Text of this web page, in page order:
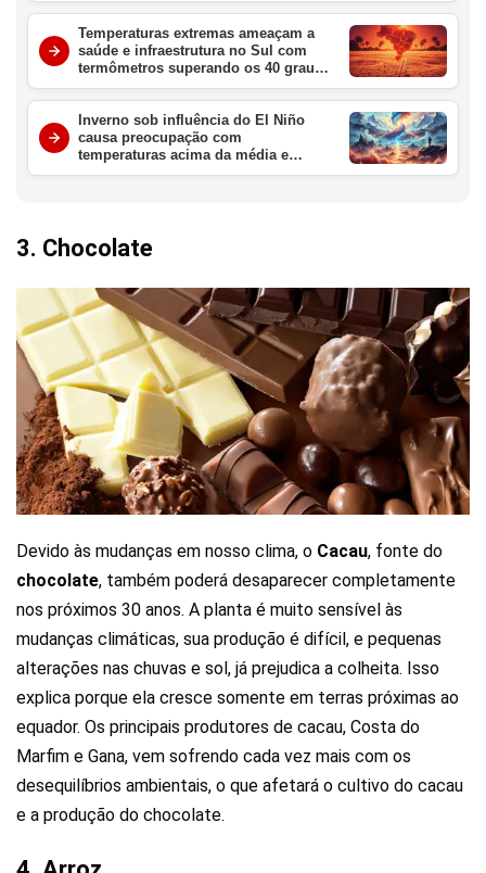
Temperaturas extremas ameaçam a
saúde e infraestrutura no Sul com
termômetros superando os 40 graus
nesta semana
Inverno sob influência do El Niño
causa preocupação com
temperaturas acima da média e
chuvas intensas no Brasil
3. Chocolate
Devido às mudanças em nosso clima, o Cacau, fonte do
chocolate, também poderá desaparecer completamente
nos próximos 30 anos. A planta é muito sensível às
mudanças climáticas, sua produção é difícil, e pequenas
alterações nas chuvas e sol, já prejudica a colheita. Isso
explica porque ela cresce somente em terras próximas ao
equador. Os principais produtores de cacau, Costa do
Marfim e Gana, vem sofrendo cada vez mais com os
desequilíbrios ambientais, o que afetará o cultivo do cacau
e a produção do chocolate.